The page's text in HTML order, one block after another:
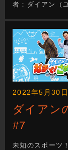
者：ダイアン（
2022年5月30
ダイアン
#7
未知のスポーツ